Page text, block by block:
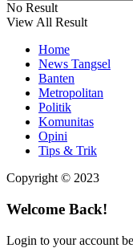
No Result
View All Result
Home
News Tangsel
Banten
Metropolitan
Politik
Komunitas
Opini
Tips & Trik
Copyright © 2023
Welcome Back!
Login to your account